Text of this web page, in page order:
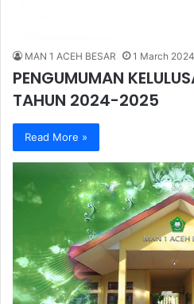
MAN 1 ACEH BESAR 1 March 2024
PENGUMUMAN
TAHUN 2024-2025
Read More »